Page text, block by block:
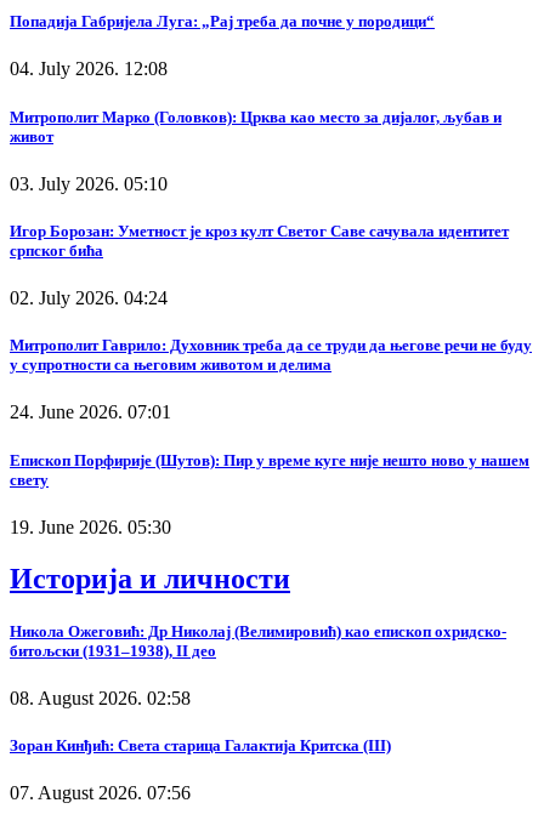
Попадија Габријела Луга: „Рај треба да почне у породици“
04. July 2026. 12:08
Митрополит Марко (Головков): Црква као место за дијалог, љубав и
живот
03. July 2026. 05:10
Игор Борозан: Уметност је кроз култ Светог Саве сачувала идентитет
српског бића
02. July 2026. 04:24
Митрополит Гаврило: Духовник треба да се труди да његове речи не буду
у супротности са његовим животом и делима
24. June 2026. 07:01
Епископ Порфирије (Шутов): Пир у време куге није нешто ново у нашем
свету
19. June 2026. 05:30
Историја и личности
Никола Ожеговић: Др Николај (Велимировић) као епископ охридско-
битољски (1931–1938), II део
08. August 2026. 02:58
Зоран Кинђић: Света старица Галактија Критска (III)
07. August 2026. 07:56